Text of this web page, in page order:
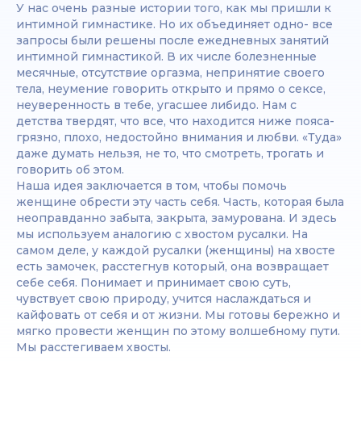
У нас очень разные истории того, как мы пришли к
интимной гимнастике. Но их объединяет одно- все
запросы были решены после ежедневных занятий
интимной гимнастикой. В их числе болезненные
месячные, отсутствие оргазма, непринятие своего
тела, неумение говорить открыто и прямо о сексе,
неуверенность в тебе, угасшее либидо. Нам с
детства твердят, что все, что находится ниже пояса-
грязно, плохо, недостойно внимания и любви. «Туда»
даже думать нельзя, не то, что смотреть, трогать и
говорить об этом.
Наша идея заключается в том, чтобы помочь
женщине обрести эту часть себя. Часть, которая была
неоправданно забыта, закрыта, замурована. И здесь
мы используем аналогию с хвостом русалки. На
самом деле, у каждой русалки (женщины) на хвосте
есть замочек, расстегнув который, она возвращает
себе себя. Понимает и принимает свою суть,
чувствует свою природу, учится наслаждаться и
кайфовать от себя и от жизни. Мы готовы бережно и
мягко провести женщин по этому волшебному пути.
Мы расстегиваем хвосты.